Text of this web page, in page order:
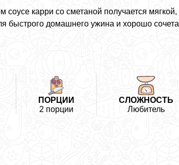
соусе карри со сметаной получается
быстрого домашнего ужина и хорошо
ПОРЦИИ
2 порции
СЛОЖНОСТЬ
Любитель